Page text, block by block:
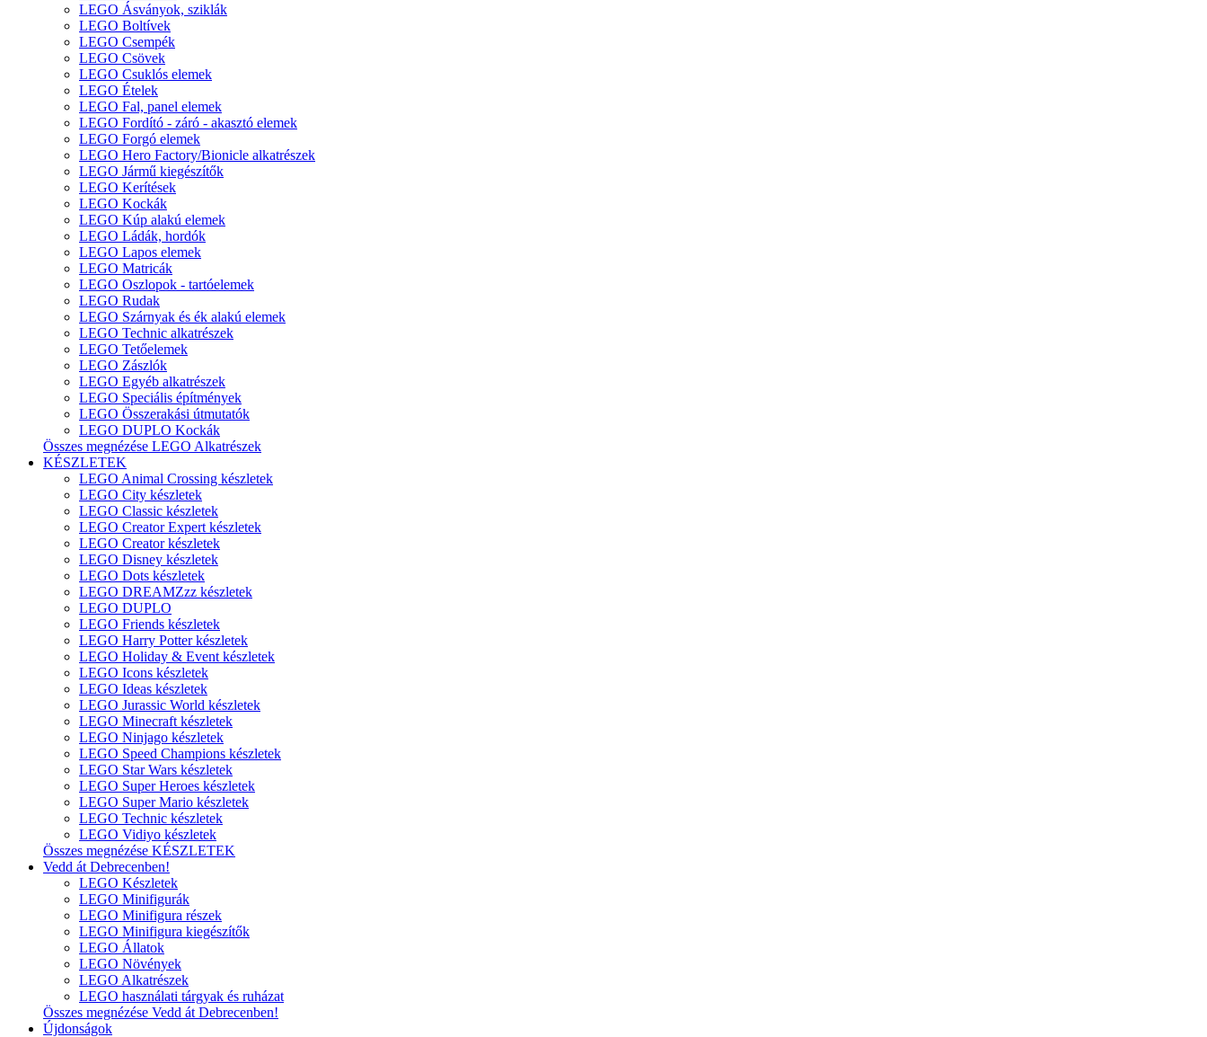
LEGO Ásványok, sziklák
LEGO Boltívek
LEGO Csempék
LEGO Csövek
LEGO Csuklós elemek
LEGO Ételek
LEGO Fal, panel elemek
LEGO Fordító - záró - akasztó elemek
LEGO Forgó elemek
LEGO Hero Factory/Bionicle alkatrészek
LEGO Jármű kiegészítők
LEGO Kerítések
LEGO Kockák
LEGO Kúp alakú elemek
LEGO Ládák, hordók
LEGO Lapos elemek
LEGO Matricák
LEGO Oszlopok - tartóelemek
LEGO Rudak
LEGO Szárnyak és ék alakú elemek
LEGO Technic alkatrészek
LEGO Tetőelemek
LEGO Zászlók
LEGO Egyéb alkatrészek
LEGO Speciális építmények
LEGO Összerakási útmutatók
LEGO DUPLO Kockák
Összes megnézése LEGO Alkatrészek
KÉSZLETEK
LEGO Animal Crossing készletek
LEGO City készletek
LEGO Classic készletek
LEGO Creator Expert készletek
LEGO Creator készletek
LEGO Disney készletek
LEGO Dots készletek
LEGO DREAMZzz készletek
LEGO DUPLO
LEGO Friends készletek
LEGO Harry Potter készletek
LEGO Holiday & Event készletek
LEGO Icons készletek
LEGO Ideas készletek
LEGO Jurassic World készletek
LEGO Minecraft készletek
LEGO Ninjago készletek
LEGO Speed Champions készletek
LEGO Star Wars készletek
LEGO Super Heroes készletek
LEGO Super Mario készletek
LEGO Technic készletek
LEGO Vidiyo készletek
Összes megnézése KÉSZLETEK
Vedd át Debrecenben!
LEGO Készletek
LEGO Minifigurák
LEGO Minifigura részek
LEGO Minifigura kiegészítők
LEGO Állatok
LEGO Növények
LEGO Alkatrészek
LEGO használati tárgyak és ruházat
Összes megnézése Vedd át Debrecenben!
Újdonságok